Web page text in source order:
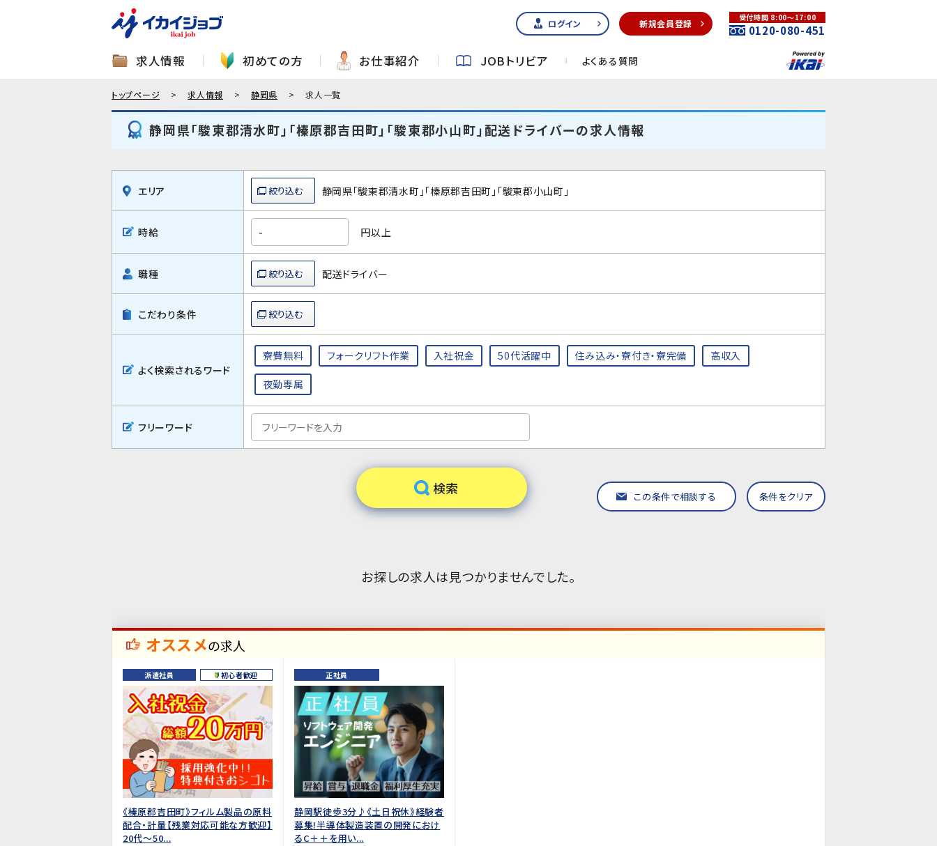
ログイン 新規会員登録
受付時間 8:00～17:00
0120-080-451
求人情報 初めての方 お仕事紹介 JOBトリビア よくある質問
トップページ 求人情報 静岡県 求人一覧
静岡県「駿東郡清水町」「榛原郡吉田町」「駿東郡小山町」配送ドライバーの求人情報
エリア 静岡県「駿東郡清水町」「榛原郡吉田町」「駿東郡小山町」
時給 円以上
職種 配送ドライバー
こだわり条件
よく検索されるワード
寮費無料 フォークリフト作業 入社祝金 50代活躍中 住み込み・寮付き・寮完備 高収入
夜勤専属
フリーワード
この条件で相談する 条件をクリア
お探しの求人は見つかりませんでした。
オススメの求人
派遣社員 初心者歓迎
《榛原郡吉田町》フィルム製品の原料
配合・計量【残業対応可能な方歓迎】
20代～50...
正社員
静岡駅徒歩3分♪《土日祝休》経験者
募集!半導体製造装置の開発におけ
るC＋＋を用い...